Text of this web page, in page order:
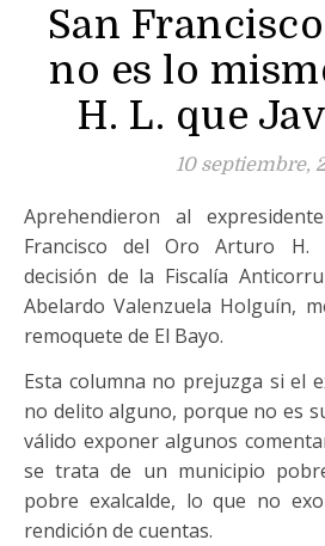
San
no es lo
H. L. que
10 septiembre,
Aprehendieron al expresidente municipal de San
Francisco del Oro Arturo H.
decisión de la Fiscalía
Abelardo Valenzuela Holguín,
remoquete de El Bayo.
Esta columna no prejuzga si el
no delito alguno, porque no es
válido exponer algunos
se trata de un municipio
pobre exalcalde, lo que no
rendición de cuentas.